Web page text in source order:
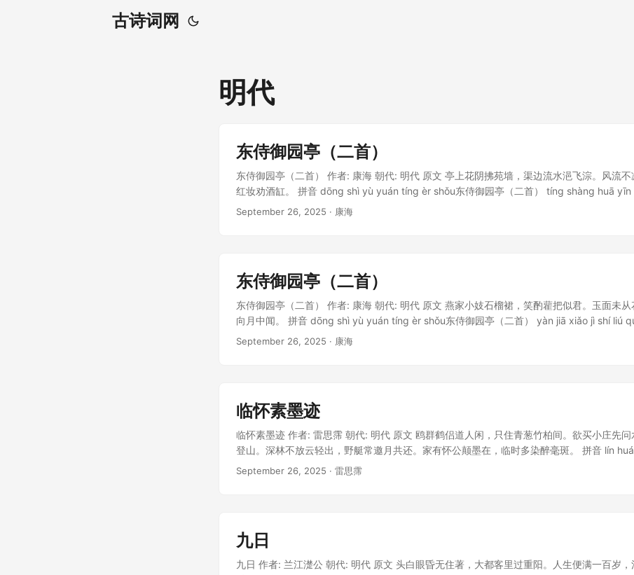
古诗词网
明代
东侍御园亭（二首）
东侍御园亭（二首） 作者: 康海 朝代: 明代 原文 亭上花阴拂苑墙，渠边流水浥飞淙。风流不
红妆劝酒缸。 拼音 dōng shì yù yuán tíng èr shǒu东侍御园亭（二首） tíng shàng huā
qú biān liú shuǐ yì fēi cóng.亭上花阴拂苑墙，渠边流水浥飞淙。fēng liú bù jiǎn fēn sī xìng,
September 26, 2025 · 康海
东侍御园亭（二首）
东侍御园亭（二首） 作者: 康海 朝代: 明代 原文 燕家小妓石榴裙，笑酌雚把似君。玉面未
向月中闻。 拼音 dōng shì yù yuán tíng èr shǒu东侍御园亭（二首） yàn jiā xiǎo jì shí liú
guàn bǎ shì jūn.燕家小妓石榴裙，笑酌雚把似君。yù miàn wèi cóng huā lǐ chū, yáo
September 26, 2025 · 康海
临怀素墨迹
临怀素墨迹 作者: 雷思霈 朝代: 明代 原文 鸥群鹤侣道人闲，只住青葱竹柏间。欲买小庄先问
登山。深林不放云轻出，野艇常邀月共还。家有怀公颠墨在，临时多染醉毫斑。 拼音 lín
墨迹 ōu qún hè lǚ dào rén xián, zhǐ zhù qīng cōng zhú bǎi jiān.鸥群鹤侣道人闲，只住青葱
September 26, 2025 · 雷思霈
九日
九日 作者: 兰江濋公 朝代: 明代 原文 头白眼昏无住著，大都客里过重阳。人生便满一百岁